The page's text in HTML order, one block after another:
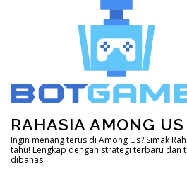
RAHASIA AMONG
Ingin menang terus di Among Us? Simak
tahu! Lengkap dengan strategi terbaru dan
dibahas.